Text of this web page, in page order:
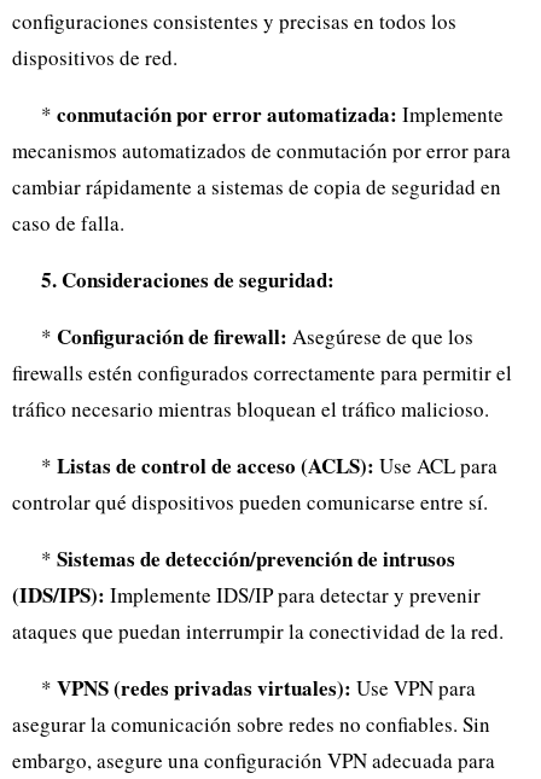
configuraciones consistentes y precisas en todos los
dispositivos de red.
* conmutación por error automatizada: Implemente
mecanismos automatizados de conmutación por error para
cambiar rápidamente a sistemas de copia de seguridad en
caso de falla.
5. Consideraciones de seguridad:
* Configuración de firewall: Asegúrese de que los
firewalls estén configurados correctamente para permitir el
tráfico necesario mientras bloquean el tráfico malicioso.
* Listas de control de acceso (ACLS): Use ACL para
controlar qué dispositivos pueden comunicarse entre sí.
* Sistemas de detección/prevención de intrusos
(IDS/IPS): Implemente IDS/IP para detectar y prevenir
ataques que puedan interrumpir la conectividad de la red.
* VPNS (redes privadas virtuales): Use VPN para
asegurar la comunicación sobre redes no confiables. Sin
embargo, asegure una configuración VPN adecuada para